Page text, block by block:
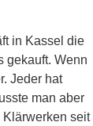
in Kassel die
gekauft. Wenn
Jeder hat
man aber
Klärwerken seit